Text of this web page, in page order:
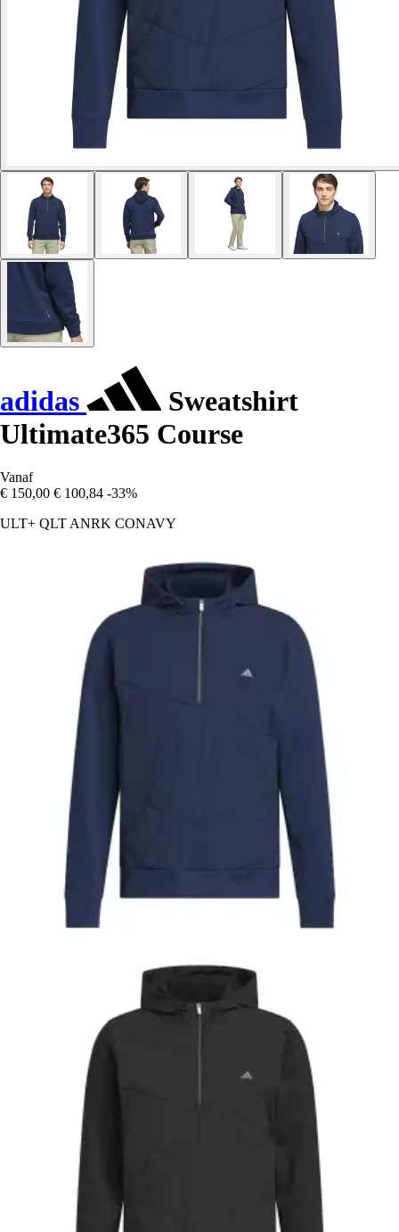
adidas
Sweatshirt
Ultimate365 Course
Vanaf
€ 150,00 € 100,84 -33%
ULT+ QLT ANRK CONAVY